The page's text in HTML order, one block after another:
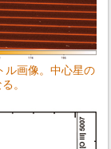
ル画像。中心星の
。